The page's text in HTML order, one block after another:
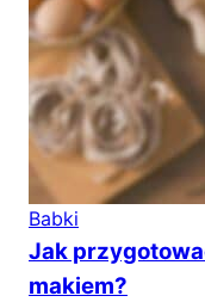
Babki
Jak
makiem?